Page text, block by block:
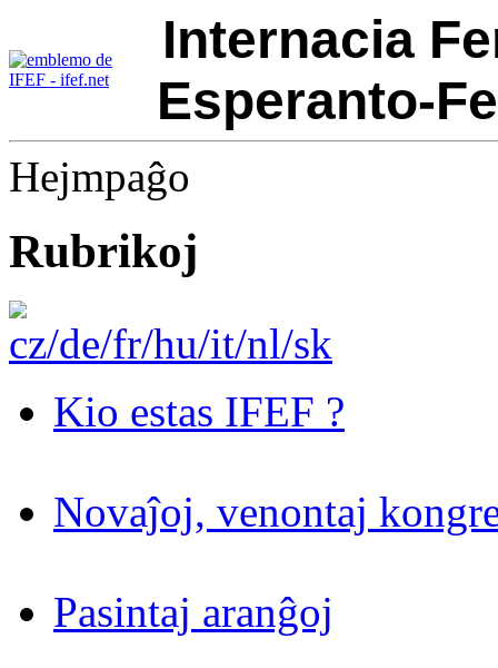
Internacia
Esperanto-
Hejmpaĝo
Rubrikoj
Kio estas IFEF ?
Novaĵoj, venontaj
Pasintaj aranĝoj